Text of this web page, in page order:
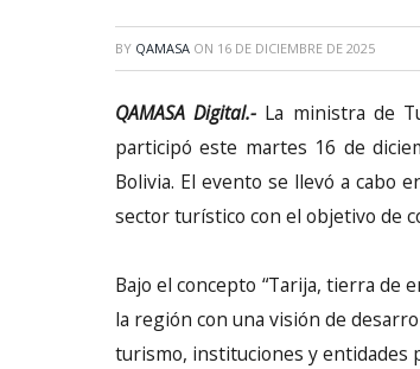
BY QAMASA ON 16 DE DICIEMBRE DE 2025
QAMASA Digital.- La ministra de
participó este martes 16 de
Bolivia. El evento se llevó a cabo
sector turístico con el objetivo de
Bajo el concepto “Tarija, tierra de
la región con una visión de
turismo, instituciones y entidades